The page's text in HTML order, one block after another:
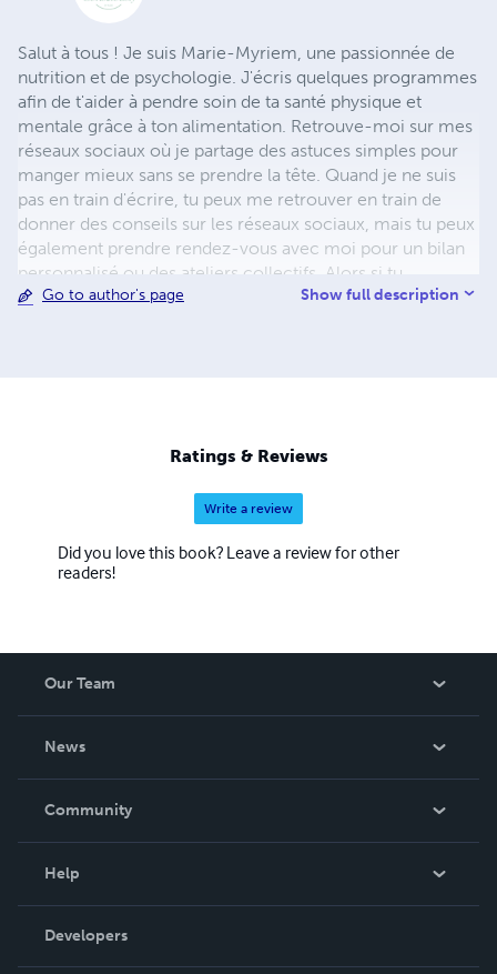
Salut à tous ! Je suis Marie-Myriem, une passionnée de
nutrition et de psychologie. J'écris quelques programmes
afin de t'aider à pendre soin de ta santé physique et
mentale grâce à ton alimentation. Retrouve-moi sur mes
réseaux sociaux où je partage des astuces simples pour
manger mieux sans se prendre la tête. Quand je ne suis
pas en train d'écrire, tu peux me retrouver en train de
donner des conseils sur les réseaux sociaux, mais tu peux
également prendre rendez-vous avec moi pour un bilan
personnalisé ou des ateliers collectifs. Alors si tu
cherches des idées pour manger plus sainement sans
Go to author's page Show full description
Ratings & Reviews
Write a review
Did you love this book? Leave a review for other
readers!
Our Team
News
In The News
Community
Podcast
Help
Order Lookup
Knowledge Base
Developers